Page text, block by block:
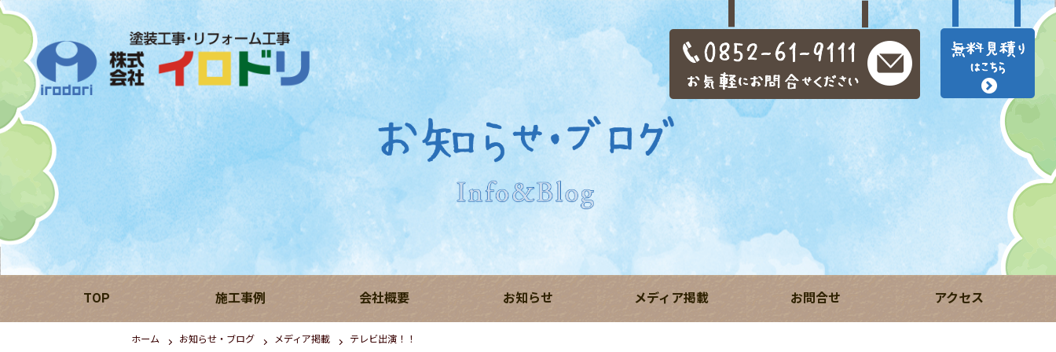
TOP 施工事例 会社概要 お知らせ メディア掲載 お問合せ アクセス
ホーム お知らせ・ブログ メディア掲載 テレビ出演！！